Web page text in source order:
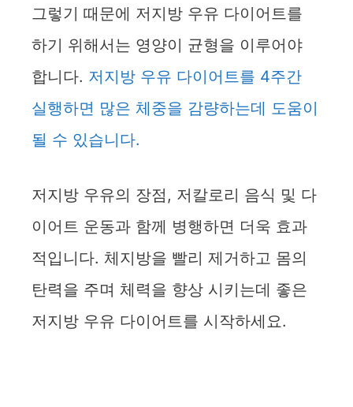
그렇기 때문에 저지방 우유 다이어트를
하기 위해서는 영양이 균형을 이루어야
합니다. 저지방 우유 다이어트를 4주간
실행하면 많은 체중을 감량하는데 도움이
될 수 있습니다.
저지방 우유의 장점, 저칼로리 음식 및 다
이어트 운동과 함께 병행하면 더욱 효과
적입니다. 체지방을 빨리 제거하고 몸의
탄력을 주며 체력을 향상 시키는데 좋은
저지방 우유 다이어트를 시작하세요.